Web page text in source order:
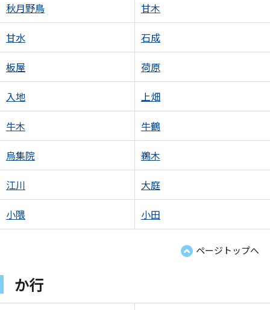
秋月野鳥 甘木
甘水 石成
板屋 荷原
入地 上畑
牛木 牛鶴
烏集院 鵜木
江川 大庭
小隈 小田
ページトップへ
か行